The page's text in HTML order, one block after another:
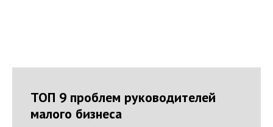
ТОП 9 проблем руководителей
малого бизнеса